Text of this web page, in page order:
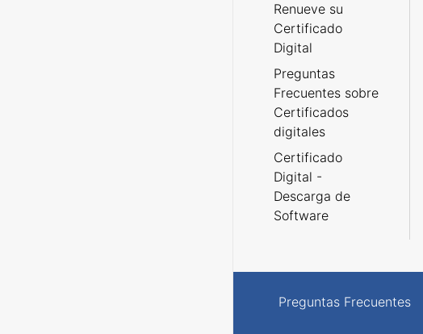
Renueve su
Certificado
Digital
Preguntas
Frecuentes sobre
Certificados
digitales
Certificado
Digital -
Descarga de
Software
Preguntas Frecuentes